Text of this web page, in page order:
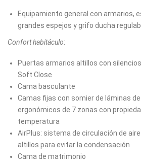
Equipamiento general con armarios,
grandes espejos y grifo ducha
Confort habitáculo:
Puertas armarios altillos con
Soft Close
Cama basculante
Camas fijas con somier de láminas
ergonómicos de 7 zonas con
temperatura
AirPlus: sistema de circulación de
altillos para evitar la condensación
Cama de matrimonio